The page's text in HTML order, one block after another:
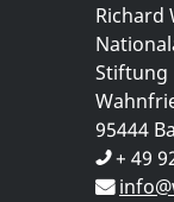
Richard
Stiftung
95444
+ 49